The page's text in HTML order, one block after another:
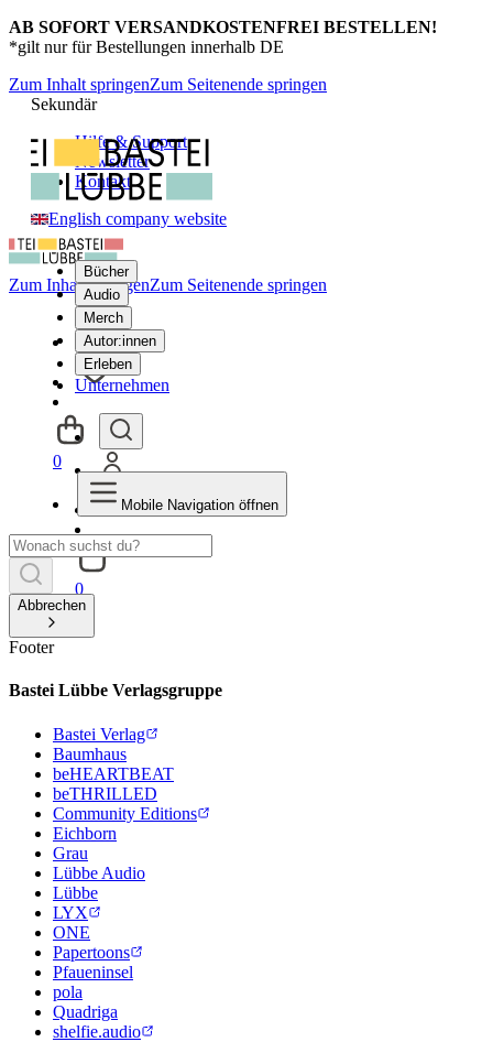
AB SOFORT VERSANDKOSTENFREI BESTELLEN!
*gilt nur für Bestellungen innerhalb DE
Zum Inhalt springenZum Seitenende springen
Sekundär
Hilfe & Support
Newsletter
Kontakt
English company website
Bücher
Audio
Merch
Autor:innen
Erleben
Unternehmen
0
Zum Inhalt springenZum Seitenende springen
0
Mobile Navigation öffnen
Abbrechen
Footer
Bastei Lübbe Verlagsgruppe
Bastei Verlag
Baumhaus
beHEARTBEAT
beTHRILLED
Community Editions
Eichborn
Grau
Lübbe Audio
Lübbe
LYX
ONE
Papertoons
Pfaueninsel
pola
Quadriga
shelfie.audio